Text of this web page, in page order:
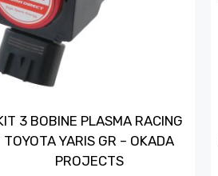
3 BOBINE PLASMA RACING
TOYOTA YARIS GR – OKADA
PROJECTS